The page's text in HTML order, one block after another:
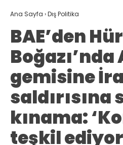
Ana Sayfa ›Dış Politika
BAE’den
Boğazı’nda
gemisine
saldırısına
kınama:
teşkil